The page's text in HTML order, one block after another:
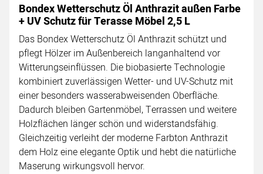
Bondex Wetterschutz Öl Anthrazit außen Farbe
+ UV Schutz für Terasse Möbel 2,5 L
Das Bondex Wetterschutz Öl Anthrazit schützt und
pflegt Hölzer im Außenbereich langanhaltend vor
Witterungseinflüssen. Die biobasierte Technologie
kombiniert zuverlässigen Wetter- und UV-Schutz mit
einer besonders wasserabweisenden Oberfläche.
Dadurch bleiben Gartenmöbel, Terrassen und weitere
Holzflächen länger schön und widerstandsfähig.
Gleichzeitig verleiht der moderne Farbton Anthrazit
dem Holz eine elegante Optik und hebt die natürliche
Maserung wirkungsvoll hervor.